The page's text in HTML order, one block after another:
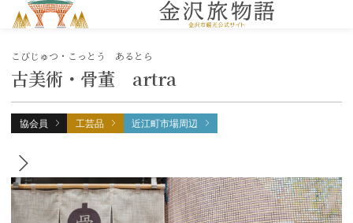
古美術・骨董 artra
こびじゅつ・こっとう あるとら
協会員 工芸品 近江町市場周辺